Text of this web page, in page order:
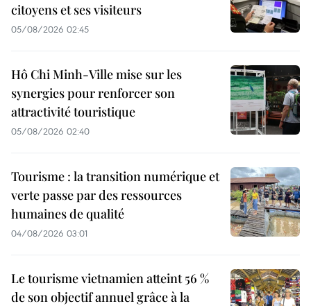
citoyens et ses visiteurs
05/08/2026 02:45
Hô Chi Minh-Ville mise sur les
synergies pour renforcer son
attractivité touristique
05/08/2026 02:40
Tourisme : la transition numérique et
verte passe par des ressources
humaines de qualité
04/08/2026 03:01
Le tourisme vietnamien atteint 56 %
de son objectif annuel grâce à la